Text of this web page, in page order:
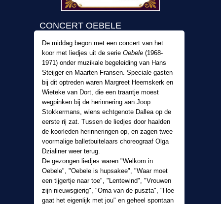
CONCERT OEBELE
De middag begon met een concert van het
koor met liedjes uit de serie Oebele (1968-
1971) onder muzikale begeleiding van Hans
Steijger en Maarten Fransen. Speciale gasten
bij dit optreden waren Margreet Heemskerk en
Wieteke van Dort, die een traantje moest
wegpinken bij de herinnering aan Joop
Stokkermans, wiens echtgenote Dallea op de
eerste rij zat. Tussen de liedjes door haalden
de koorleden herinneringen op, en zagen twee
voormalige balletbuitelaars choreograaf Olga
Dzialiner weer terug.
De gezongen liedjes waren "Welkom in
Oebele", "Oebele is hupsakee", "Waar moet
een tijgertje naar toe", "Lentewind", "Vrouwen
zijn nieuwsgierig", "Oma van de puszta", "Hoe
gaat het eigenlijk met jou" en geheel spontaan